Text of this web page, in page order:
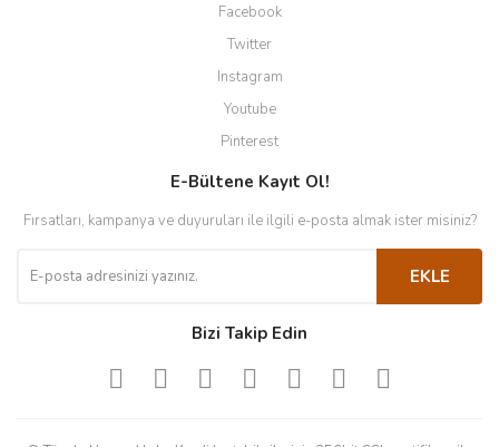
Facebook
Twitter
Instagram
Youtube
Pinterest
E-Bültene Kayıt Ol!
Fırsatları, kampanya ve duyuruları ile ilgili e-posta almak ister misiniz?
EKLE
Bizi Takip Edin